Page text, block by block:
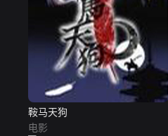
鞍马天狗
电影